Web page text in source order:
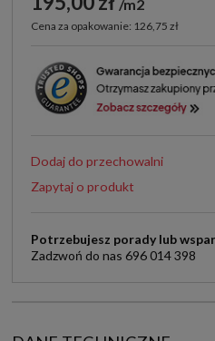
m2
Cena za opakowanie: 126,75 zł
Dodaj do przechowalni
Zapytaj o produkt
Potrzebujesz porady lub
Zadzwoń do nas 696 014 398